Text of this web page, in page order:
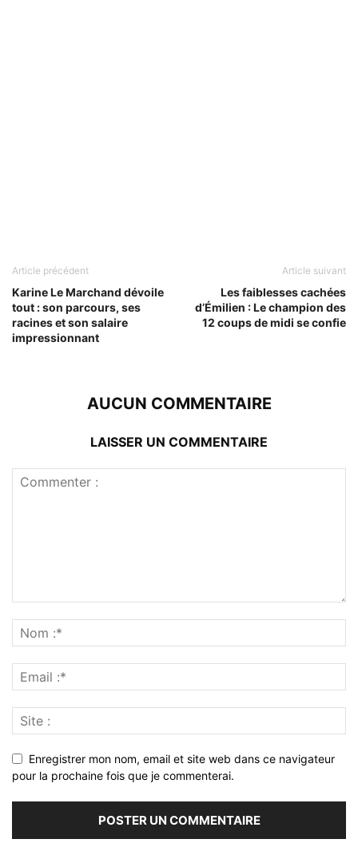
Article précédent
Karine Le Marchand dévoile
tout : son parcours, ses
racines et son salaire
impressionnant
Article suivant
Les faiblesses cachées
d’Émilien : Le champion des
12 coups de midi se confie
AUCUN COMMENTAIRE
LAISSER UN COMMENTAIRE
Enregistrer mon nom, email et site web dans ce navigateur
pour la prochaine fois que je commenterai.